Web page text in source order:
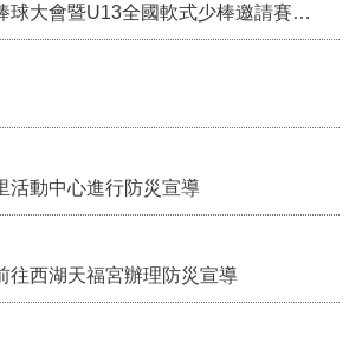
第二屆台灣火星人棒球大會暨U13全國軟式少棒邀請賽在苗栗舉辦
活動中心進行防災宣導
往西湖天福宮辦理防災宣導